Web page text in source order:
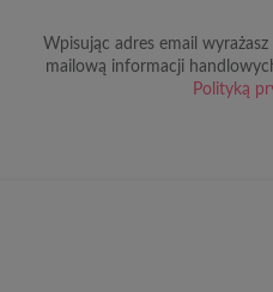
Wpisując adres email
mailową informacji
Polityką